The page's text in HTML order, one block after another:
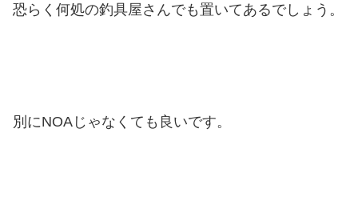
恐らく何処の釣具屋さんでも置いてあるでしょう。
別にNOAじゃなくても良いです。